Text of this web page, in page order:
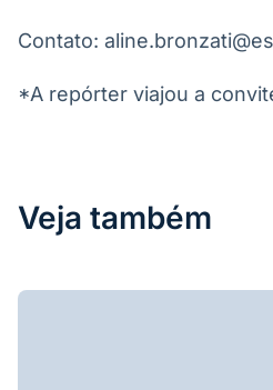
Contato:
*A repórter viajou a
Veja também